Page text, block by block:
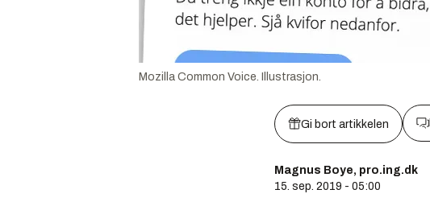
Mozilla Common Voice. Illustrasjon.
Gi bort artikkelen
Magnus Boye, pro.ing.dk
15. sep. 2019 - 05:00